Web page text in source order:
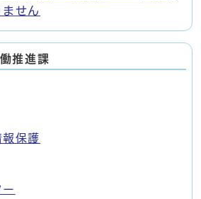
せん
推進課
保護